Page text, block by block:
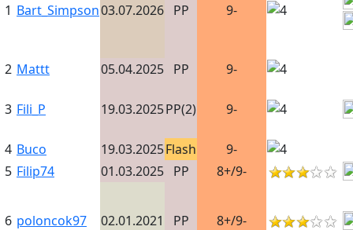
1 Bart_Simpson03.07.2026 PP 9-
2 Mattt 05.04.2025 PP 9-
3 Fili_P 19.03.2025PP(2) 9-
4 Buco 19.03.2025Flash
9-
5 Filip74 01.03.2025 PP 8+/9-
6 poloncok97 02.01.2021 PP 8+/9-